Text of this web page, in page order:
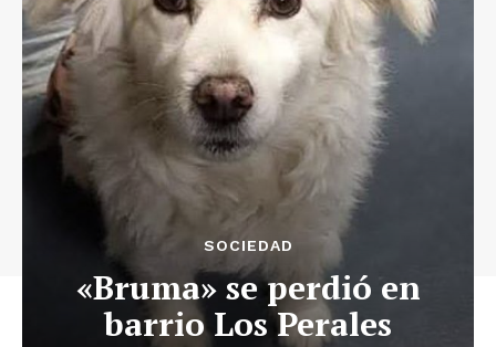
SOCIEDAD
«Bruma» se perdió en
barrio Los Perales